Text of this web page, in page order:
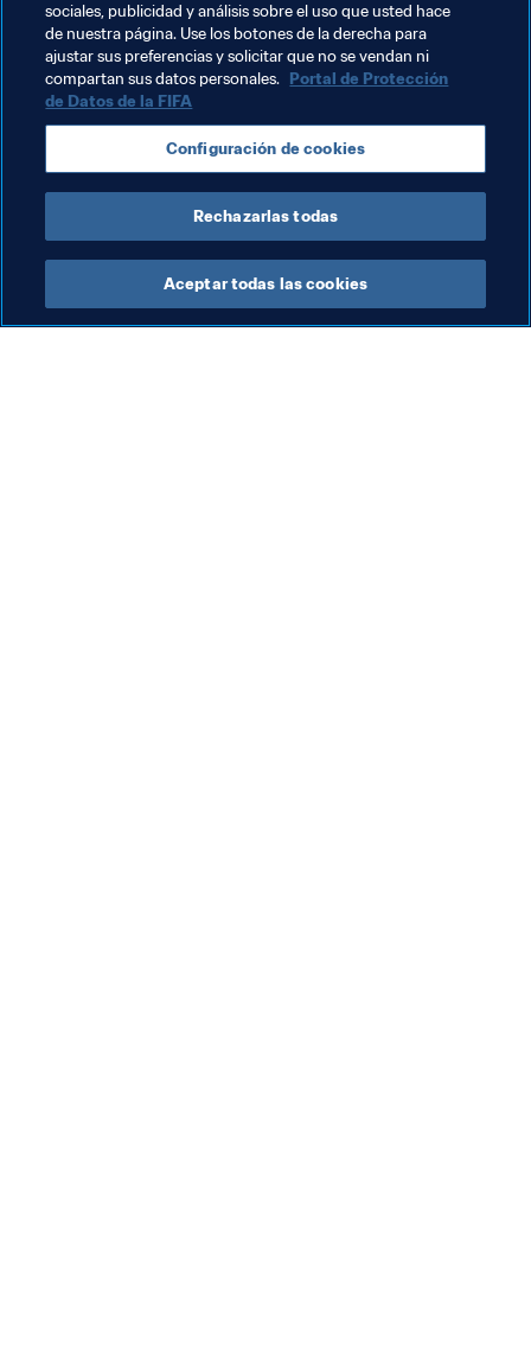
Programa Forward de la FIFA México
Concacaf
Programa Forward de la FIFA
sociales, publicidad y análisis sobre el uso que usted hace
de nuestra página. Use los botones de la derecha para
ajustar sus preferencias y solicitar que no se vendan ni
compartan sus datos personales. Portal de Protección
de Datos de la FIFA
Configuración de cookies
Rechazarlas todas
Aceptar todas las cookies